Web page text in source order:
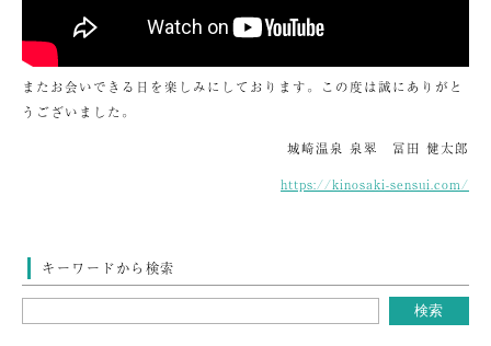
またお会いできる日を楽しみにしております。この度は誠にありがと
うございました。
城崎温泉 泉翠 冨田 健太郎
https://kinosaki-sensui.com/
キーワードから検索